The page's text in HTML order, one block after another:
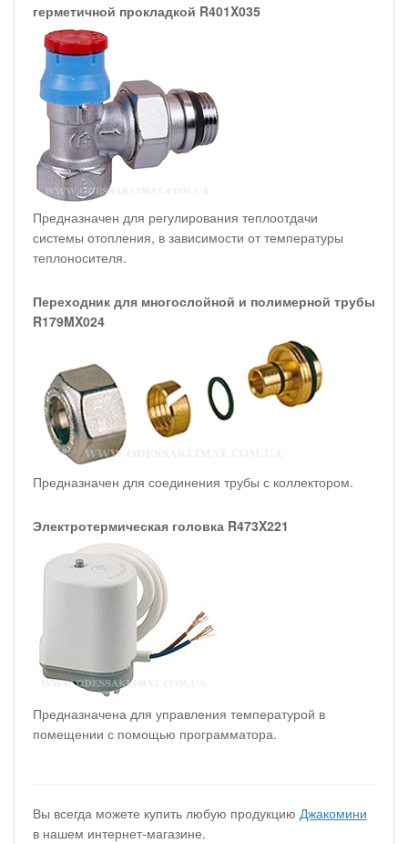
герметичной прокладкой R401X035
Предназначен для регулирования теплоотдачи
системы отопления, в зависимости от температуры
теплоносителя.
Переходник для многослойной и полимерной трубы
R179MX024
Предназначен для соединения трубы с коллектором.
Электротермическая головка R473X221
Предназначена для управления температурой в
помещении с помощью программатора.
Вы всегда можете купить любую продукцию Джакомини
в нашем интернет-магазине.